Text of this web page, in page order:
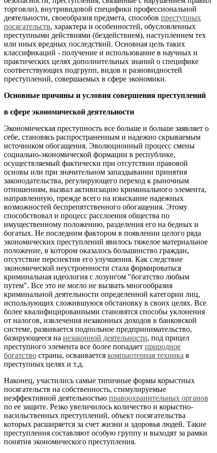
торговли), внутривидовой специфики профессиональной
деятельности, своеобразия предмета, способов преступных
посягательств, характера и особенностей, обусловленных
преступными действиями (бездействием), наступлением тех
или иных вредных последствий. Основная цель таких
классификаций - получение и использование в научных и
практических целях дополнительных знаний о специфике
соответствующих подгрупп, видов и разновидностей
преступлений, совершаемых в сфере экономики.
Основные причины и условия совершения преступлений
в сфере экономической деятельности
Экономическая преступность все больше и больше заявляет о
себе, становясь распространенным и надежно скрываемым
источником обогащения. Эволюционный процесс смены
социально-экономической формации в республике,
осуществляемый фактически при отсутствии правовой
основы или при значительном запаздывании принятия
законодательства, регулирующего переход к рыночным
отношениям, вызвал активизацию криминального элемента,
направленную, прежде всего на изыскание надежных
возможностей беспрепятственного обогащения. Этому
способствовал и процесс расслоения общества по
имущественному положению, разделения его на бедных и
богатых. Не последним фактором в появлении целого ряда
экономических преступлений явилось тяжелое материальное
положение, в котором оказалось большинство граждан,
отсутствие перспектив его улучшения. Как следствие
экономической неустроенности стала формироваться
криминальная идеология с лозунгом "богатство любым
путем". Все это не могло не вызвать многообразия
криминальной деятельности определенной категории лиц,
использующих сложившуюся обстановку в своих целях. Все
более квалифицированными становятся способы уклонения
от налогов, извлечения незаконных доходов в банковской
системе, развивается подпольное предпринимательство,
базирующееся на незаконной деятельности, под прицел
преступного элемента все более попадает природное
богатство страны, осваивается компьютерная техника в
преступных целях и т.д.
Наконец, участились самые типичные формы корыстных
посягательств на собственность, стимулируемые
неэффективной деятельностью правоохранительных органов
по ее защите. Резко увеличилось количество и корыстно-
насильственных преступлений, объект посягательства
которых расширяется за счет жизни и здоровья людей. Такие
преступления составляют особую группу и выходят за рамки
понятия экономического преступления.